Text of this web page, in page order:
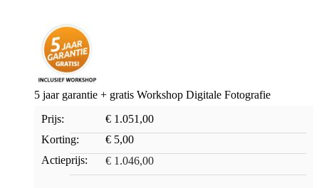
5 jaar garantie + gratis Workshop Digitale Fotografie
Prijs:
€ 1.051,00
Korting:
€ 5,00
Actieprijs:
€ 1.046,00